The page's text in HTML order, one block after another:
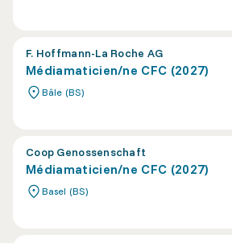
F. Hoffmann-La Roche AG
Médiamaticien/ne CFC (2027)
Bâle (BS)
Coop Genossenschaft
Médiamaticien/ne CFC (2027)
Basel (BS)